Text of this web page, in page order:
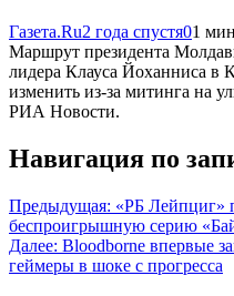
Газета.Ru2 года спустя01
Маршрут президента
лидера Клауса Йоханниса
изменить из-за митинга на
РИА Новости.
Навигация по
Предыдущая: «РБ Лейпциг»
беспроигрышную серию
Далее: Bloodborne впервые
геймеры в шоке с прогресса